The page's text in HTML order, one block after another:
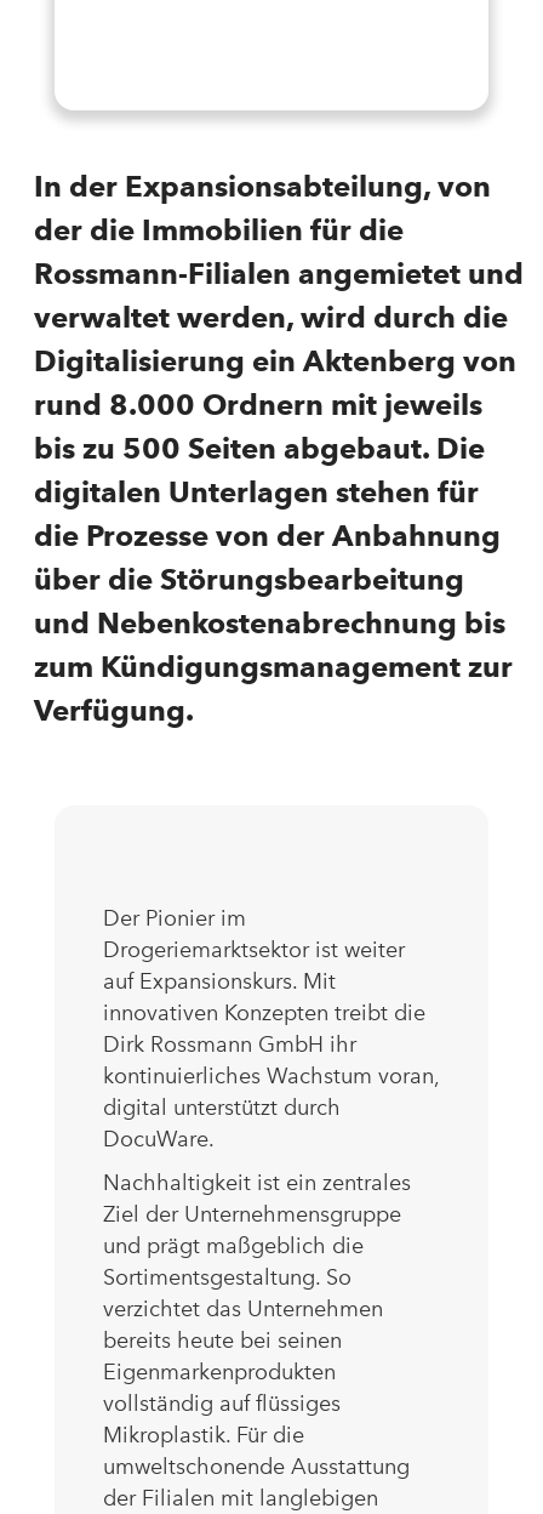
In der Expansionsabteilung, von
der die Immobilien für die
Rossmann-Filialen angemietet und
verwaltet werden, wird durch die
Digitalisierung ein Aktenberg von
rund 8.000 Ordnern mit jeweils
bis zu 500 Seiten abgebaut. Die
digitalen Unterlagen stehen für
die Prozesse von der Anbahnung
über die Störungsbearbeitung
und Nebenkostenabrechnung bis
zum Kündigungsmanagement zur
Verfügung.
Der Pionier im
Drogeriemarktsektor ist weiter
auf Expansionskurs. Mit
innovativen Konzepten treibt die
Dirk Rossmann GmbH ihr
kontinuierliches Wachstum voran,
digital unterstützt durch
DocuWare.
Nachhaltigkeit ist ein zentrales
Ziel der Unternehmensgruppe
und prägt maßgeblich die
Sortimentsgestaltung. So
verzichtet das Unternehmen
bereits heute bei seinen
Eigenmarkenprodukten
vollständig auf flüssiges
Mikroplastik. Für die
umweltschonende Ausstattung
der Filialen mit langlebigen